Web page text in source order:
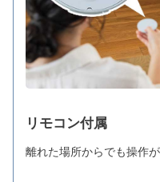
リモコン付属
離れた場所からでも操作